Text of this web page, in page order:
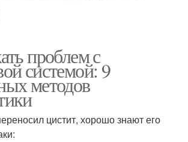
проблем с
системой: 9
методов
цистит, хорошо знают его